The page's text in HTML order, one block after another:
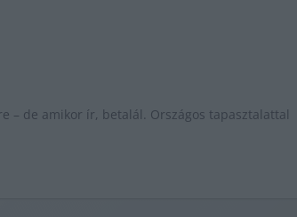
– de amikor ír, betalál. Országos tapasztalattal